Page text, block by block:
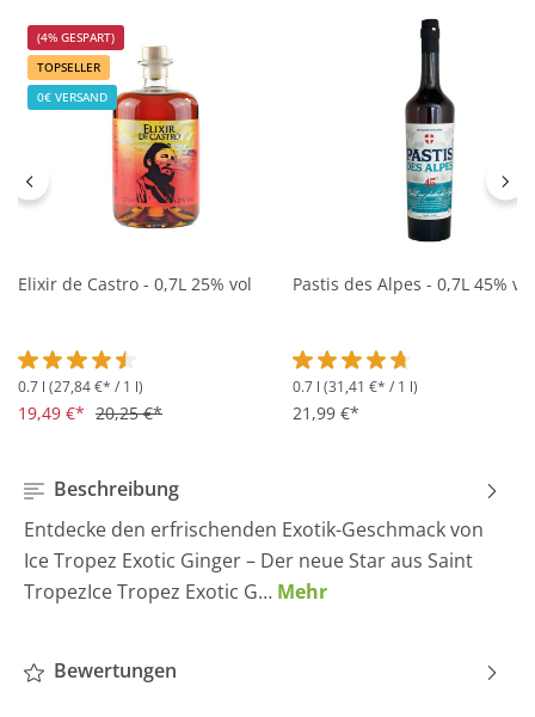
(4% GESPART)
TOPSELLER
0€ VERSAND
Elixir de Castro - 0,7L 25% vol
Durchschnittliche Bewertung von 4.5 von 5 Sternen
0.7 l (27,84 €* / 1 l)
19,49 €* 20,25 €*
Pastis des Alpes - 0,7L 45% vol
Durchschnittliche
0.7 l (31,41 €* / 1 l)
21,99 €*
Beschreibung
Entdecke den erfrischenden Exotik-Geschmack von
Ice Tropez Exotic Ginger – Der neue Star aus Saint
TropezIce Tropez Exotic G… Mehr
Bewertungen